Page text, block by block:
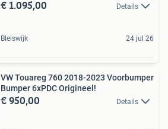
€ 1.095,00 Details
Bleiswijk 24 jul 26
VW Touareg 760 2018-2023 Voorbumper
Bumper 6xPDC Origineel!
€ 950,00 Details